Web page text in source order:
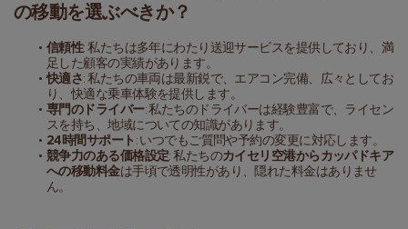
の移動を選ぶべきか？
信頼性: 私たちは多年にわたり送迎サービスを提供しており、満
足した顧客の実績があります。
快適さ: 私たちの車両は最新鋭で、エアコン完備、広々としてお
り、快適な乗車体験を提供します。
専門のドライバー: 私たちのドライバーは経験豊富で、ライセン
スを持ち、地域についての知識があります。
24時間サポート : いつでもご質問や予約の変更に対応します。
競争力のある価格設定: 私たちのカイセリ空港からカッパドキア
への移動料金は手頃で透明性があり、隠れた料金はありませ
ん。